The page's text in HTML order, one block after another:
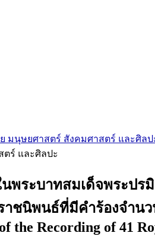
ย มนุษยศาสตร์ สังคมศาสตร์ และศิล
ร์ และศิลปะ
พระบาทสมเด็จพระป
ชนิพนธ์ที่มีคำร้องจำนว
the Recording of 41